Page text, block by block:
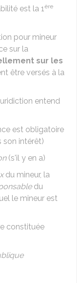
est la 1ère
pour mineur
sur la
sur les
être versés à la
entend
est obligatoire
son intérêt)
(s'il y en a)
du mineur, la
du
le mineur est
constituée